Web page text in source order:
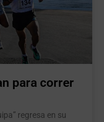
para correr
regresa en su